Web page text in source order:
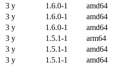
3 y
1.6.0-1 amd64
3 y
1.6.0-1 amd64
3 y
1.6.0-1 amd64
3 y
1.5.1-1 arm64
3 y
1.5.1-1 amd64
3 y
1.5.1-1 amd64